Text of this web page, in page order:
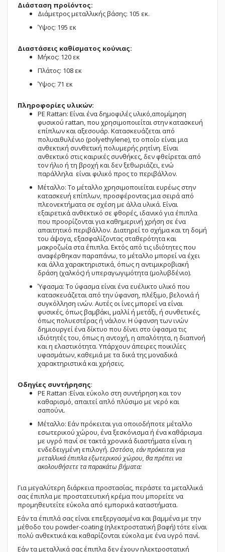
Διάσταση προϊόντος:
Διάμετρος μεταλλικής βάσης: 105 εκ.
Ύψος: 195 εκ
Διαστάσεις καθίσματος κούνιας:
Μήκος: 120 εκ
Πλάτος: 108 εκ
Ύψος: 71 εκ
Πληροφορίες υλικών:
PE Rattan: Eίναι ένα δημοφιλές υλικό,απομίμηση
φυσικού rattan, που χρησιμοποιείται στην κατασκευή
επίπλων και αξεσουάρ. Κατασκευάζεται από
πολυαιθυλένιο (polyethylene), το οποίο είναι μια
ανθεκτική συνθετική πολυμερής ρητίνη. Είναι
ανθεκτικό στις καιρικές συνθήκες, δεν φθείρεται από
τον ήλιο ή τη βροχή και δεν ξεθωριάζει, ενώ
παράλληλα είναι φιλικό προς το περιβάλλον.
Μέταλλο: Το μέταλλο χρησιμοποιείται ευρέως στην
κατασκευή επίπλων, προσφέροντας μια σειρά από
πλεονεκτήματα σε σχέση με άλλα υλικά. Είναι
εξαιρετικά ανθεκτικό σε φθορές, ιδανικό για έπιπλα
που προορίζονται για καθημερινή χρήση σε ένα
απαιτητικό περιβάλλον. Διατηρεί το σχήμα και τη δομή
του άψογα, εξασφαλίζοντας σταθερότητα και
μακροζωία στα έπιπλα. Εκτός από τις ιδιότητες που
αναφέρθηκαν παραπάνω, το μέταλλο μπορεί να έχει
και άλλα χαρακτηριστικά, όπως η αντιμικροβιακή
δράση (χαλκός) ή υπεραγωγιμότητα (μολυβδένιο).
Ύφασμα: Το ύφασμα είναι ένα ευέλικτο υλικό που
κατασκευάζεται από την ύφανση, πλέξιμο, βελονιά ή
συγκόλληση ινών. Αυτές οι ίνες μπορεί να είναι
φυσικές, όπως βαμβάκι, μαλλί ή μετάξι, ή συνθετικές,
όπως πολυεστέρας ή νάιλον. Η ύφανση των ινών
δημιουργεί ένα δίκτυο που δίνει στο ύφασμα τις
ιδιότητές του, όπως η αντοχή, η απαλότητα, η διαπνοή
και η ελαστικότητα. Υπάρχουν άπειρες ποικιλίες
υφασμάτων, καθεμιά με τα δικά της μοναδικά
χαρακτηριστικά και χρήσεις.
Οδηγίες συντήρησης:
PE Rattan :Είναι εύκολο στη συντήρηση και τον
καθαρισμό, απαιτεί απλό πλύσιμο με νερό και
σαπούνι.
Μέταλλο: Εάν πρόκειται για οποιοδήποτε μέταλλο
εσωτερικού χώρου, ένα ξεσκόνισμα ή ένα καθάρισμα
με υγρό πανί σε τακτά χρονικά διαστήματα είναι η
ενδεδειγμένη επιλογή. Ωστόσο, εάν πρόκειται για
μεταλλικά έπιπλα εξωτερικού χώρου, θα πρέπει να
ακολουθήσετε τα παρακάτω βήματα:
Για μεγαλύτερη διάρκεια προστασίας, περάστε τα μεταλλικά
σας έπιπλα με προστατευτική κρέμα που μπορείτε να
προμηθευτείτε εύκολα από εμπορικά καταστήματα.
Εάν τα έπιπλά σας είναι επεξεργασμένα και βαμμένα με την
μέθοδο του powder-coating (ηλεκτροστατική βαφή) τότε είναι
πολύ ανθεκτικά και καθαρίζονται εύκολα με ένα υγρό πανί.
Εάν τα μεταλλικά σας έπιπλα δεν έχουν ηλεκτροστατική